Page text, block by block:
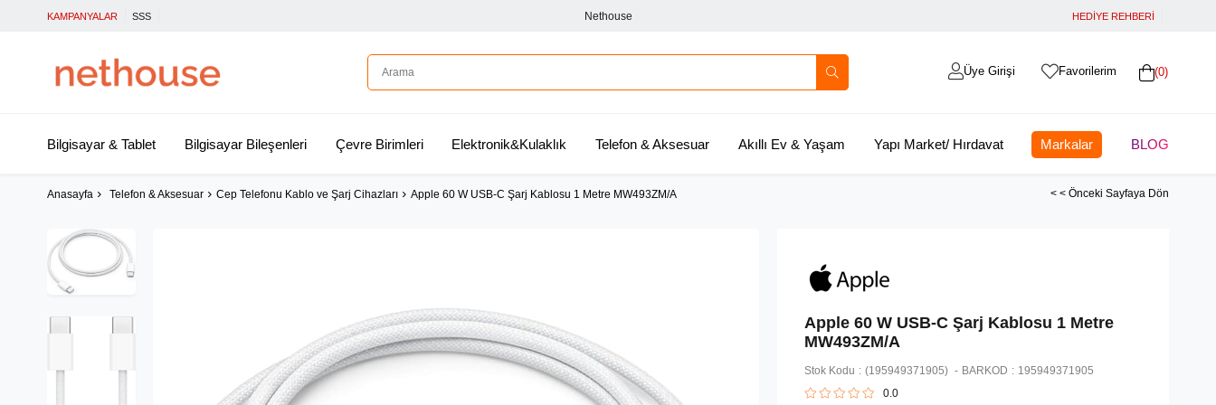
KAMPANYALAR SSS Nethouse HEDİYE REHBERİ
0
Favorilerim
Üye Girişi
Bilgisayar & Tablet Bilgisayar Bileşenleri Çevre Birimleri Elektronik&Kulaklık Telefon & Aksesuar Akıllı Ev & Yaşam Yapı Market/ Hırdavat Markalar BLOG
Anasayfa Telefon & Aksesuar Cep Telefonu Kablo ve Şarj Cihazları Apple 60 W USB-C Şarj Kablosu 1 Metre MW493ZM/A < < Önceki Sayfaya Dön
Apple 60 W USB-C Şarj Kablosu 1 Metre
MW493ZM/A
Stok Kodu (195949371905) BARKOD : 195949371905
0.0